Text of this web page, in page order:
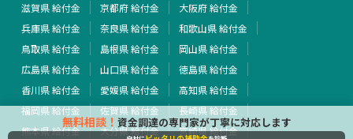
滋賀県 給付金
京都府 給付金
大阪府 給付金
兵庫県 給付金
奈良県 給付金
和歌山県 給付金
鳥取県 給付金
島根県 給付金
岡山県 給付金
広島県 給付金
山口県 給付金
徳島県 給付金
香川県 給付金
愛媛県 給付金
高知県 給付金
福岡県 給付金
佐賀県 給付金
長崎県 給付金
熊本県 給付金
大分県 給付金
宮崎県 給付金
無料相談！ 資金調達の専門家が丁寧に対応します